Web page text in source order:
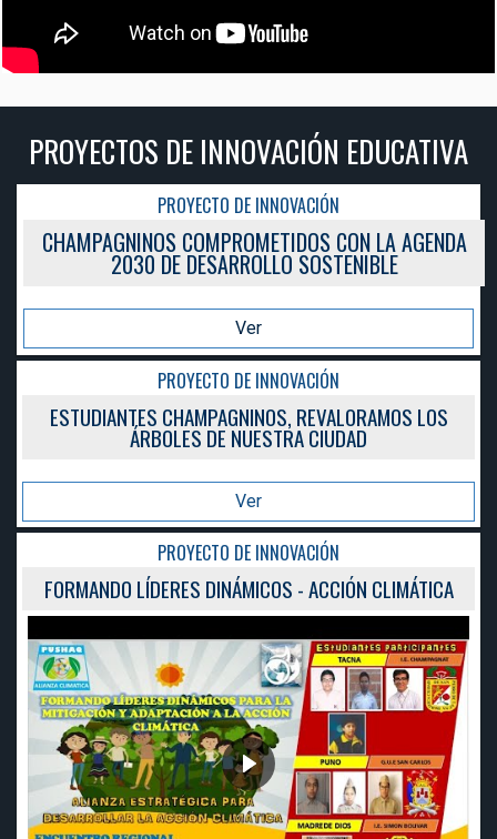
PROYECTOS DE INNOVACIÓN
PROYECTO DE INNOVACIÓN
CHAMPAGNINOS COMPROMETIDOS CON
2030 DE DESARROLLO SOSTENIBLE
PROYECTO DE INNOVACIÓN
ESTUDIANTES CHAMPAGNINOS,
ÁRBOLES DE NUESTRA CIUDAD
PROYECTO DE INNOVACIÓN
FORMANDO LÍDERES DINÁMICOS - ACCIÓN